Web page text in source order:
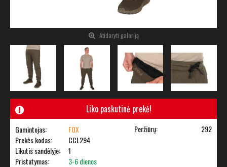
Atidaryti galeriją
Liko paskutinė prekė!
Gamintojas:
FOX
Prekės kodas:
CCL294
Likutis sandėlyje:
1
Pristatymas:
3-6 dienos
Peržiūrų: 292